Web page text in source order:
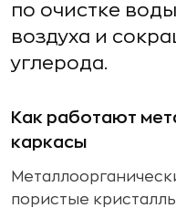
по очистке
воздуха и
углерода.
Как работают
каркасы
пористые